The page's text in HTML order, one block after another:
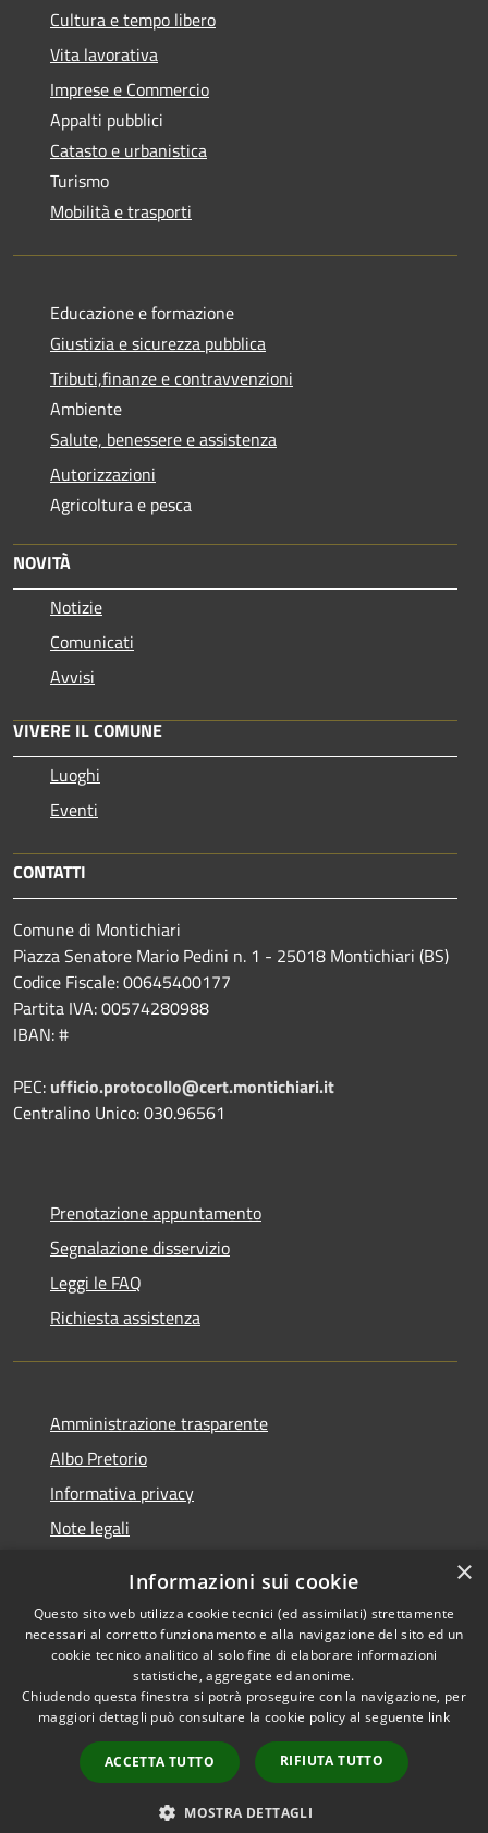
Cultura e tempo libero
Vita lavorativa
Imprese e Commercio
Appalti pubblici
Catasto e urbanistica
Turismo
Mobilità e trasporti
Educazione e formazione
Giustizia e sicurezza pubblica
Tributi,finanze e contravvenzioni
Ambiente
Salute, benessere e assistenza
Autorizzazioni
Agricoltura e pesca
NOVITÀ
Notizie
Comunicati
Avvisi
VIVERE IL COMUNE
Luoghi
Eventi
CONTATTI
Comune di Montichiari
Piazza Senatore Mario Pedini n. 1 - 25018 Montichiari (BS)
Codice Fiscale: 00645400177
Partita IVA: 00574280988
IBAN: #
PEC: ufficio.protocollo@cert.montichiari.it
Centralino Unico: 030.96561
Prenotazione appuntamento
Segnalazione disservizio
Leggi le FAQ
Richiesta assistenza
Amministrazione trasparente
Albo Pretorio
Informativa privacy
Note legali
Whisteblowing
RSS
Accessibilità
Copyright © 2026 • Comune di
Municipium•
Accesso
redazione
×
Informazioni sui cookie
Questo sito web utilizza cookie tecnici (ed assimilati) strettamente
necessari al corretto funzionamento e alla navigazione del sito ed un
cookie tecnico analitico al solo fine di elaborare informazioni
statistiche, aggregate ed anonime.
Chiudendo questa finestra si potrà proseguire con la navigazione, per
maggiori dettagli può consultare la cookie policy al seguente link
ACCETTA TUTTO RIFIUTA TUTTO
MOSTRA DETTAGLI